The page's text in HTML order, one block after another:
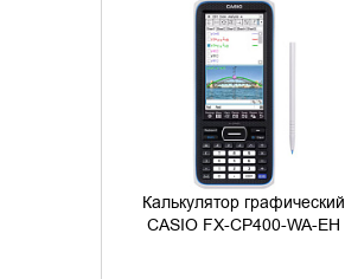
Калькулятор графический
CASIO FX-CP400-WA-EH
ДОБАВИТЬ В КОРЗИНУ
КУПИТЬ В 1 КЛИК